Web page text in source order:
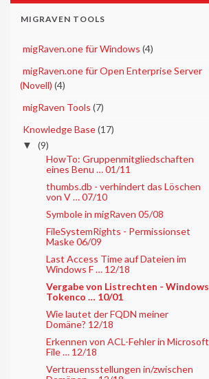
MIGRAVEN TOOLS
migRaven.one für Windows (4)
migRaven.one für Open Enterprise Server
(Novell) (4)
migRaven Tools (7)
Knowledge Base(17)
▼
(9)
HowTo: Gruppenmitgliedschaften
eines Benu … 01/11
thumbs.db - verhindert das Löschen
von V … 07/10
Symbole in migRaven 05/08
FileSystemRights - Permissionset
Maske 06/09
Last Access Time auf Dateien im
Windows F … 12/18
Vergabe von Listrechten - Windows
Tokenco … 10/01
Wie lautet der FQDN meiner
Domäne? 12/18
Erkennen von ACL-Fehler in Microsoft
File … 12/18
Vertrauensstellungen in/zwischen